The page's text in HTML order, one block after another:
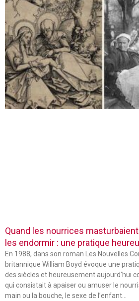
Quand les nourrices
les endormir : une pratique
En 1988, dans son roman Les Nouvelles
britannique William Boyd évoque une
des siècles et heureusement aujourd’hui
qui consistait à apaiser ou amuser le
main ou la bouche, le sexe de l’enfant…